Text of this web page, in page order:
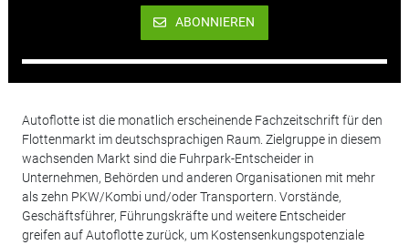
ABONNIEREN
Autoflotte ist die monatlich erscheinende Fachzeitschrift für den
Flottenmarkt im deutschsprachigen Raum. Zielgruppe in diesem
wachsenden Markt sind die Fuhrpark-Entscheider in
Unternehmen, Behörden und anderen Organisationen mit mehr
als zehn PKW/Kombi und/oder Transportern. Vorstände,
Geschäftsführer, Führungskräfte und weitere Entscheider
greifen auf Autoflotte zurück, um Kostensenkungspotenziale